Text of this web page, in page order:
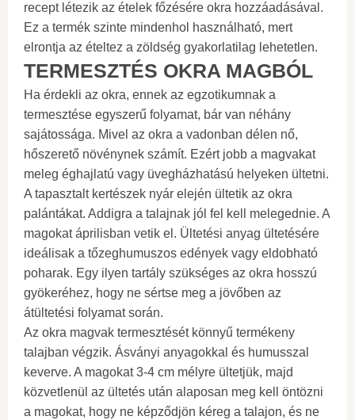
recept létezik az ételek főzésére okra hozzáadásával.
Ez a termék szinte mindenhol használható, mert
elrontja az ételtez a zöldség gyakorlatilag lehetetlen.
TERMESZTÉS OKRA MAGBÓL
Ha érdekli az okra, ennek az egzotikumnak a
termesztése egyszerű folyamat, bár van néhány
sajátossága. Mivel az okra a vadonban délen nő,
hőszerető növénynek számít. Ezért jobb a magvakat
meleg éghajlatú vagy üvegházhatású helyeken ültetni.
A tapasztalt kertészek nyár elején ültetik az okra
palántákat. Addigra a talajnak jól fel kell melegednie. A
magokat áprilisban vetik el. Ültetési anyag ültetésére
ideálisak a tőzeghumuszos edények vagy eldobható
poharak. Egy ilyen tartály szükséges az okra hosszú
gyökeréhez, hogy ne sértse meg a jövőben az
átültetési folyamat során.
Az okra magvak termesztését könnyű termékeny
talajban végzik. Ásványi anyagokkal és humusszal
keverve. A magokat 3-4 cm mélyre ültetjük, majd
közvetlenül az ültetés után alaposan meg kell öntözni
a magokat, hogy ne képződjön kéreg a talajon, és ne